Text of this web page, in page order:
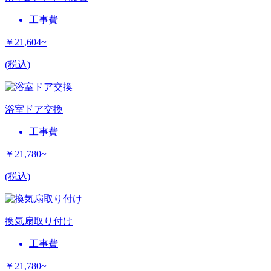
工事費
￥21,604~
(税込)
浴室ドア交換
工事費
￥21,780~
(税込)
換気扇取り付け
工事費
￥21,780~